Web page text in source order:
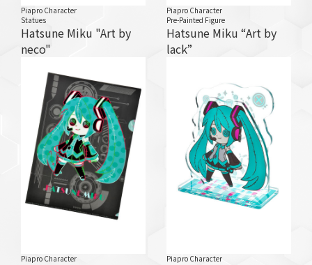
Piapro Character
Statues
Hatsune Miku "Art by
neco"
Piapro Character
Pre-Painted Figure
Hatsune Miku “Art by
lack”
Piapro Character
Piapro Character